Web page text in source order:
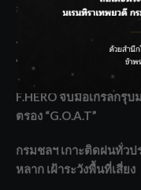
ลาโลกนี้ ให้ใส่บาตรสิ่งนั้
ราชเลขานุการในพระอ
ทรายใต้ เสริมความมั่นค
F.HERO จับมือเกิร์ลกรุ๊ป
ตรอง “G.O.A.T”
กรมชลฯ เกาะติดฝนทั่วป
หลาก เฝ้าระวังพื้นที่เสี่ยง